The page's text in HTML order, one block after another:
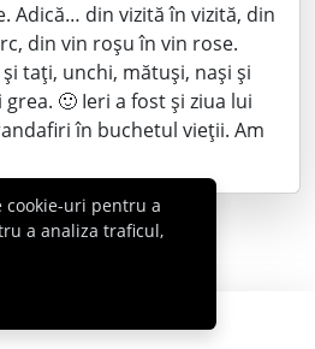
Adică… din vizită în vizită, din
din vin roșu în vin rose.
tați, unchi, mătuși, nași și
🙂 Ieri a fost și ziua lui
în buchetul vieții. Am
- 2026 Cabral.ro
cookie-uri pentru a
a analiza traficul,